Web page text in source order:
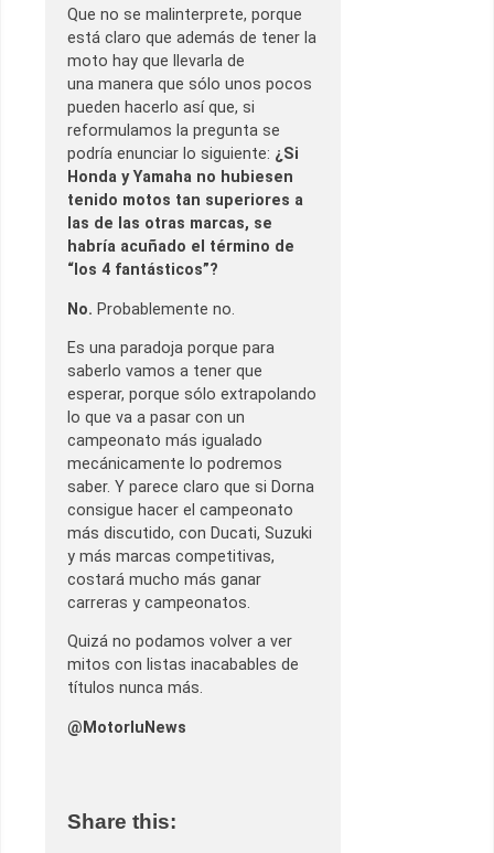
Que no se malinterprete, porque
está claro que además de tener la
moto hay que llevarla de
una manera que sólo unos pocos
pueden hacerlo así que, si
reformulamos la pregunta se
podría enunciar lo siguiente: ¿Si
Honda y Yamaha no hubiesen
tenido motos tan superiores a
las de las otras marcas, se
habría acuñado el término de
“los 4 fantásticos”?
No. Probablemente no.
Es una paradoja porque para
saberlo vamos a tener que
esperar, porque sólo extrapolando
lo que va a pasar con un
campeonato más igualado
mecánicamente lo podremos
saber. Y parece claro que si Dorna
consigue hacer el campeonato
más discutido, con Ducati, Suzuki
y más marcas competitivas,
costará mucho más ganar
carreras y campeonatos.
Quizá no podamos volver a ver
mitos con listas inacabables de
títulos nunca más.
@MotorluNews
Share this: